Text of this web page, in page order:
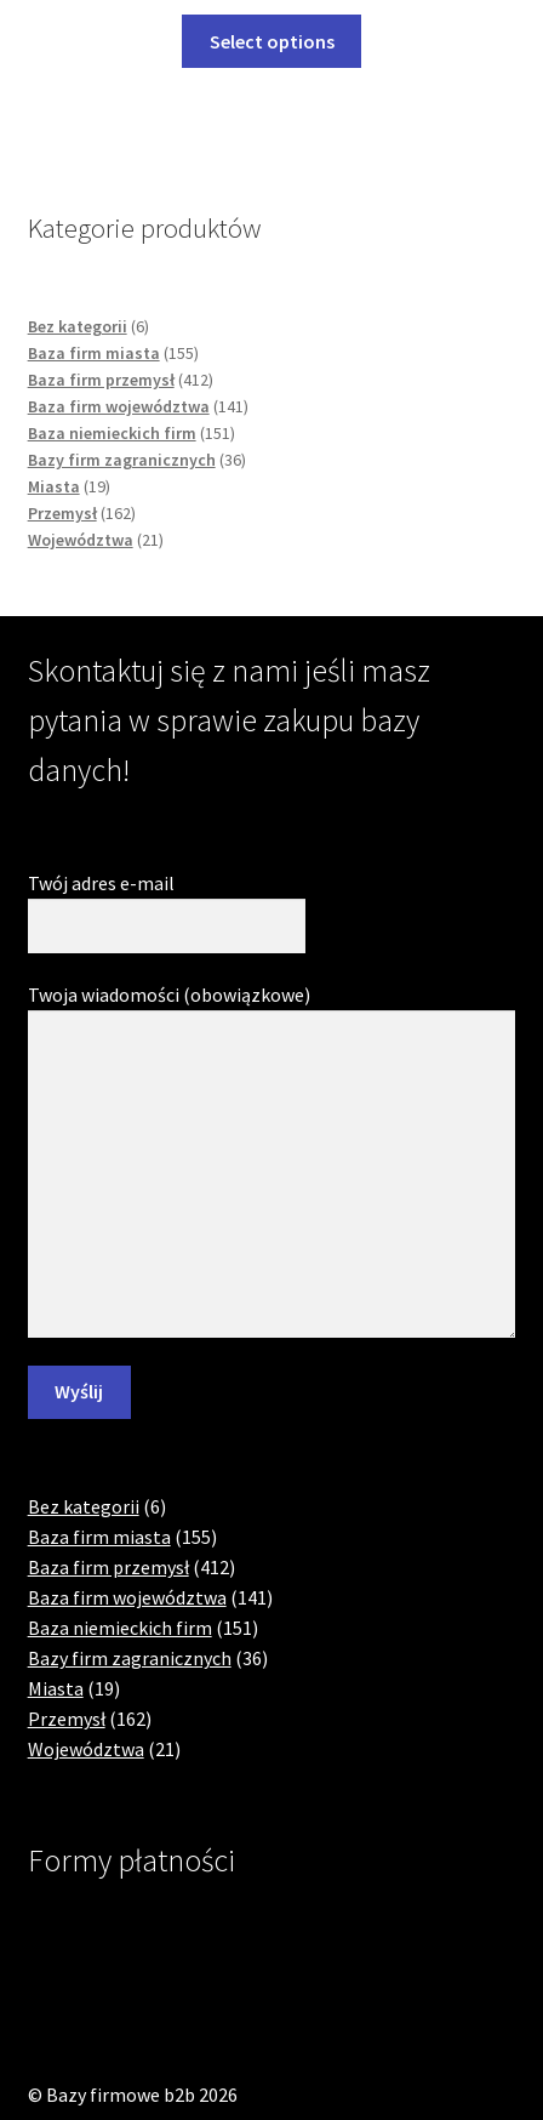
be
on
Select options
Kategorie produktów
Bez kategorii 66
products
Baza firm miasta 155155
products
Baza firm przemysł 412412
products
Baza firm województwa 141141
Baza niemieckich firm 151151
products
Bazy firm zagranicznych 3636
Miasta 1919
products
Przemysł 162162
products
Województwa 2121
Skontaktuj się z nami jeśli masz
pytania w sprawie zakupu bazy
danych!
Twój adres e-mail
Twoja wiadomości (obowiązkowe)
Bez kategorii 66
products
Baza firm miasta 155155
products
Baza firm przemysł 412412
products
Baza firm województwa 141141
Baza niemieckich firm 151151
products
Bazy firm zagranicznych 3636
Miasta 1919
products
Przemysł 162162
products
Województwa 2121
Formy płatności
© Bazy firmowe b2b 2026